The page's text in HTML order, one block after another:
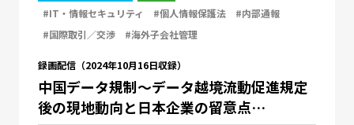
#IT・情報セキュリティ
#個人情報保護法
#内部通報
#国際取引／交渉
#海外子会社管理
録画配信（2024年10月16日収録）
中国データ規制～データ越境流動促進規定
後の現地動向と日本企業の留意点…